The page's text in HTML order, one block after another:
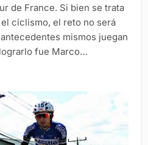
de France. Si bien se trata
ciclismo, el reto no será
mismos juegan
fue Marco…